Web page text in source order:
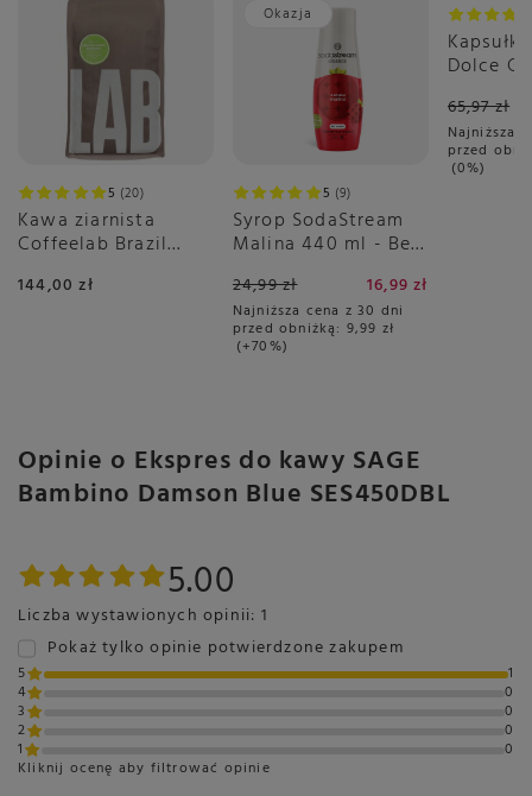
5 20
Kawa ziarnista
Coffeelab Brazil
1kg
144,00 zł
Okazja
5 9
Syrop SodaStream
Malina 440 ml - Bez
24,99 zł 16,99 zł
Najniższa cena z 30 dni
przed obniżką: 9,99 zł
+70%
Okazja
Dolce
3x16
65,97 zł
Najniższa
przed
0%
Opinie o Ekspres do kawy SAGE
Bambino Damson Blue SES450DBL
5.00
Liczba wystawionych opinii: 1
Pokaż tylko opinie potwierdzone zakupem
5
1
4
0
3
0
2
0
1
0
Kliknij ocenę aby filtrować opinie